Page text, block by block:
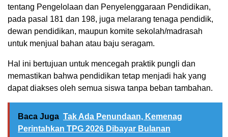
tentang Pengelolaan dan Penyelenggaraan Pendidikan,
pada pasal 181 dan 198, juga melarang tenaga pendidik,
dewan pendidikan, maupun komite sekolah/madrasah
untuk menjual bahan atau baju seragam.
Hal ini bertujuan untuk mencegah praktik pungli dan
memastikan bahwa pendidikan tetap menjadi hak yang
dapat diakses oleh semua siswa tanpa beban tambahan.
Baca Juga Tak Ada Penundaan, Kemenag
Perintahkan TPG 2026 Dibayar Bulanan